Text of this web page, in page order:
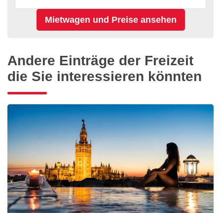
Andere Einträge der Freizeit
die Sie interessieren könnten